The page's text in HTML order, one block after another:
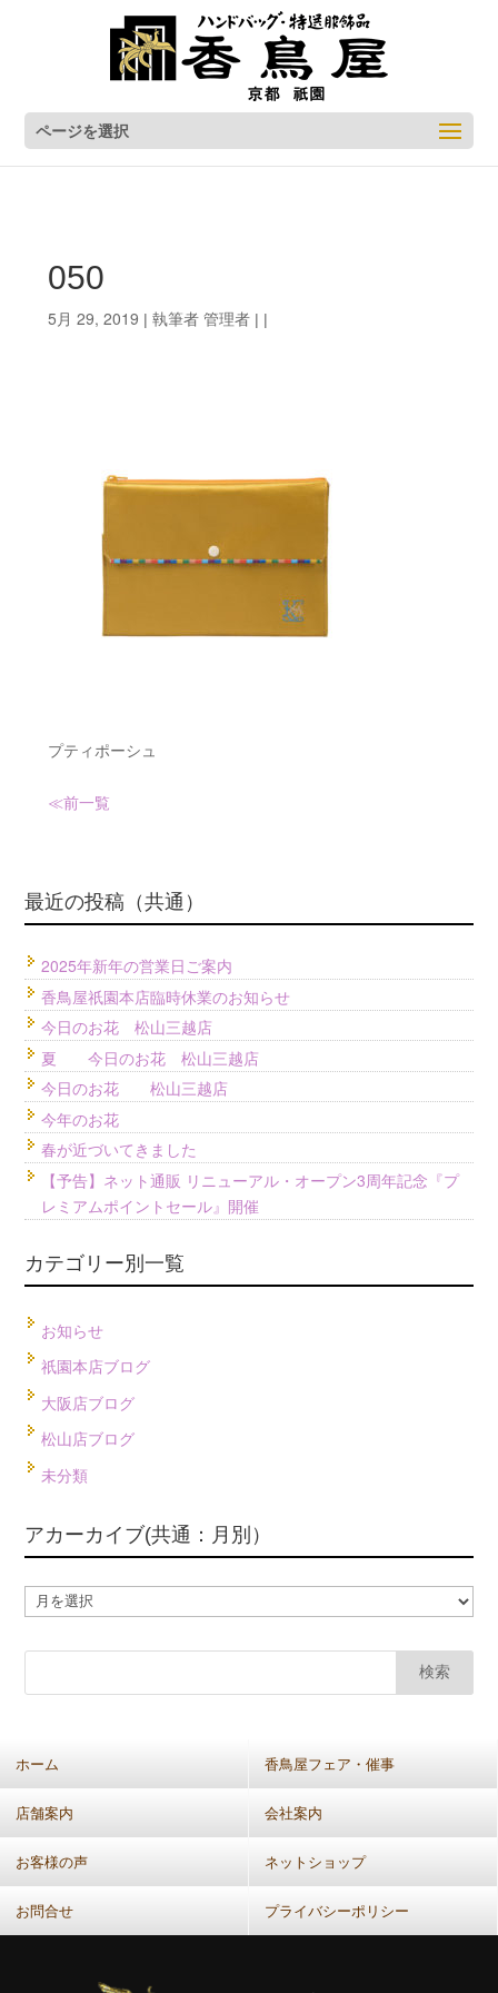
ページを選択
050
5月 29, 2019 | 執筆者 管理者| |
プティポーシュ
≪前一覧
最近の投稿（共通）
2025年新年の営業日ご案内
香鳥屋祇園本店臨時休業のお知らせ
今日のお花 松山三越店
夏 今日のお花 松山三越店
今日のお花 松山三越店
今年のお花
春が近づいてきました
【予告】ネット通販 リニューアル・オープン3周年記念『プ
レミアムポイントセール』開催
カテゴリー別一覧
お知らせ
祇園本店ブログ
大阪店ブログ
松山店ブログ
未分類
アカーカイブ(共通：月別）
ア
カ
ー
イ
通：
月
別）
ホーム 香鳥屋フェア・催事
店舗案内 会社案内
お客様の声 ネットショップ
お問合せ プライバシーポリシー